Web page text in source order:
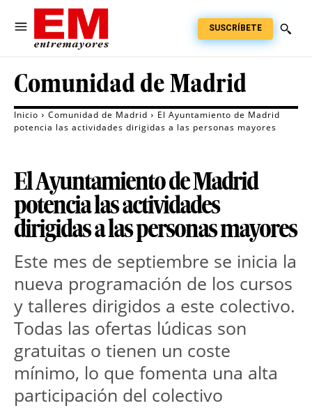
SUSCRÍBETE
Comunidad de Madrid
Inicio Comunidad de Madrid
El Ayuntamiento de Madrid
potencia las actividades dirigidas a las personas mayores
El Ayuntamiento de Madrid
potencia las actividades
dirigidas a las personas mayores
Este mes de septiembre se inicia la
nueva programación de los cursos
y talleres dirigidos a este colectivo.
Todas las ofertas lúdicas son
gratuitas o tienen un coste
mínimo, lo que fomenta una alta
participación del colectivo